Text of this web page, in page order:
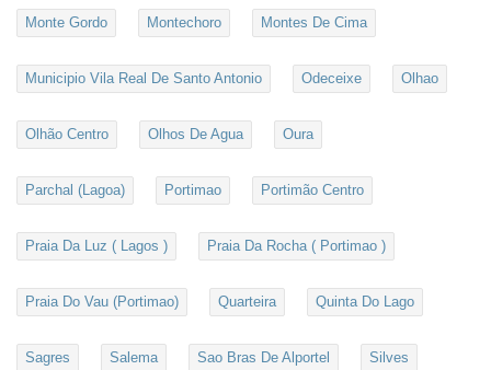
Monte Gordo Montechoro Montes De Cima
Municipio Vila Real De Santo Antonio Odeceixe Olhao
Olhão Centro Olhos De Agua Oura
Parchal (Lagoa) Portimao Portimão Centro
Praia Da Luz ( Lagos ) Praia Da Rocha ( Portimao )
Praia Do Vau (Portimao) Quarteira Quinta Do Lago
Sagres Salema Sao Bras De Alportel Silves